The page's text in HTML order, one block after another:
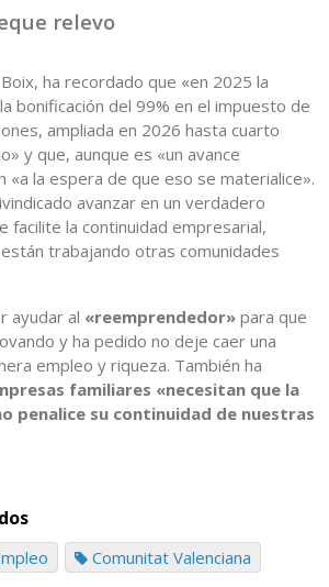
relevo
ha recordado que «en 2025 la
bonificación del 99% en el impuesto de
ampliada en 2026 hasta cuarto
y que, aunque es «un avance
«a la espera de que eso se materialice».
avanzar en un verdadero
facilite la continuidad empresarial,
trabajando otras comunidades
ayudar al «reemprendedor» para que
y ha pedido no deje caer una
empleo y riqueza. También ha
familiares «necesitan que la
penalice su continuidad de nuestras
Comunitat Valenciana